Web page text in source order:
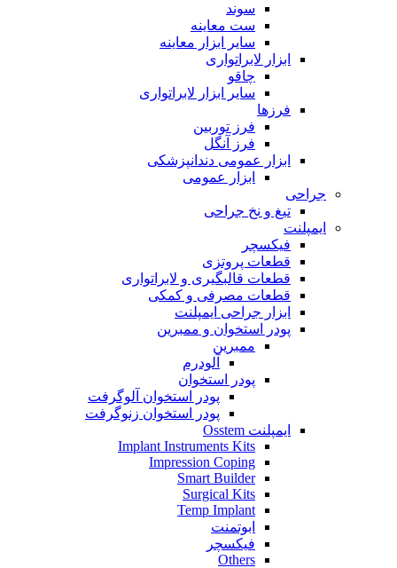
سوند
ست معاینه
سایر ابزار معاینه
ابزار لابراتواری
چاقو
سایر ابزار لابراتواری
فرزها
فرز توربین
فرز آنگل
ابزار عمومی دندانپزشکی
ابزار عمومی
جراحی
تیغ و نخ جراحی
ایمپلنت
فیکسچر
قطعات پروتزی
قطعات قالبگیری و لابراتواری
قطعات مصرفی و کمکی
ابزار جراحی ایمپلنت
پودر استخوان و ممبرین
ممبرین
آلودرم
پودر استخوان
پودر استخوان آلوگرفت
پودر استخوان زنوگرفت
ایمپلنت Osstem
Implant Instruments Kits
Impression Coping
Smart Builder
Surgical Kits
Temp Implant
ابوتمنت
فیکسچر
Others